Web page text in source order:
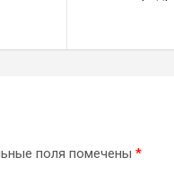
поля помечены *